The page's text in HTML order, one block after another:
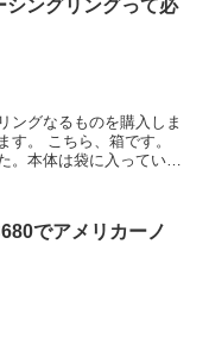
シングリングって必
ングなるものを購入しま
です。
。本体は袋に入っていま
でアメリカーノ